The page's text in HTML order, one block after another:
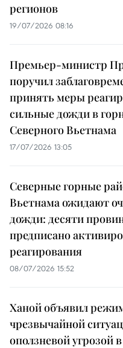
регионов
19/07/2026 08:16
Премьер-министр
поручил
принять меры
сильные дожди в
Северного Вьетнама
17/07/2026 13:05
Северные горные
Вьетнама ожидают
дожди: десяти
предписано
реагирования
08/07/2026 15:52
Ханой объявил
чрезвычайной
оползневой угрозой